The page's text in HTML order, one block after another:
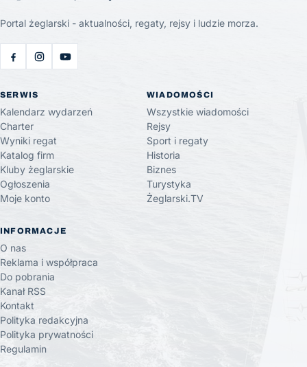
Portal żeglarski - aktualności, regaty, rejsy i ludzie morza.
SERWIS
Kalendarz wydarzeń
Charter
Wyniki regat
Katalog firm
Kluby żeglarskie
Ogłoszenia
Moje konto
WIADOMOŚCI
Wszystkie wiadomości
Rejsy
Sport i regaty
Historia
Biznes
Turystyka
Żeglarski.TV
INFORMACJE
O nas
Reklama i współpraca
Do pobrania
Kanał RSS
Kontakt
Polityka redakcyjna
Polityka prywatności
Regulamin